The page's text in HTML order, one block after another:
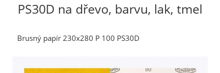
PS30D na dřevo, barvu, lak, tmel
Brusný papír 230x280 P 100 PS30D